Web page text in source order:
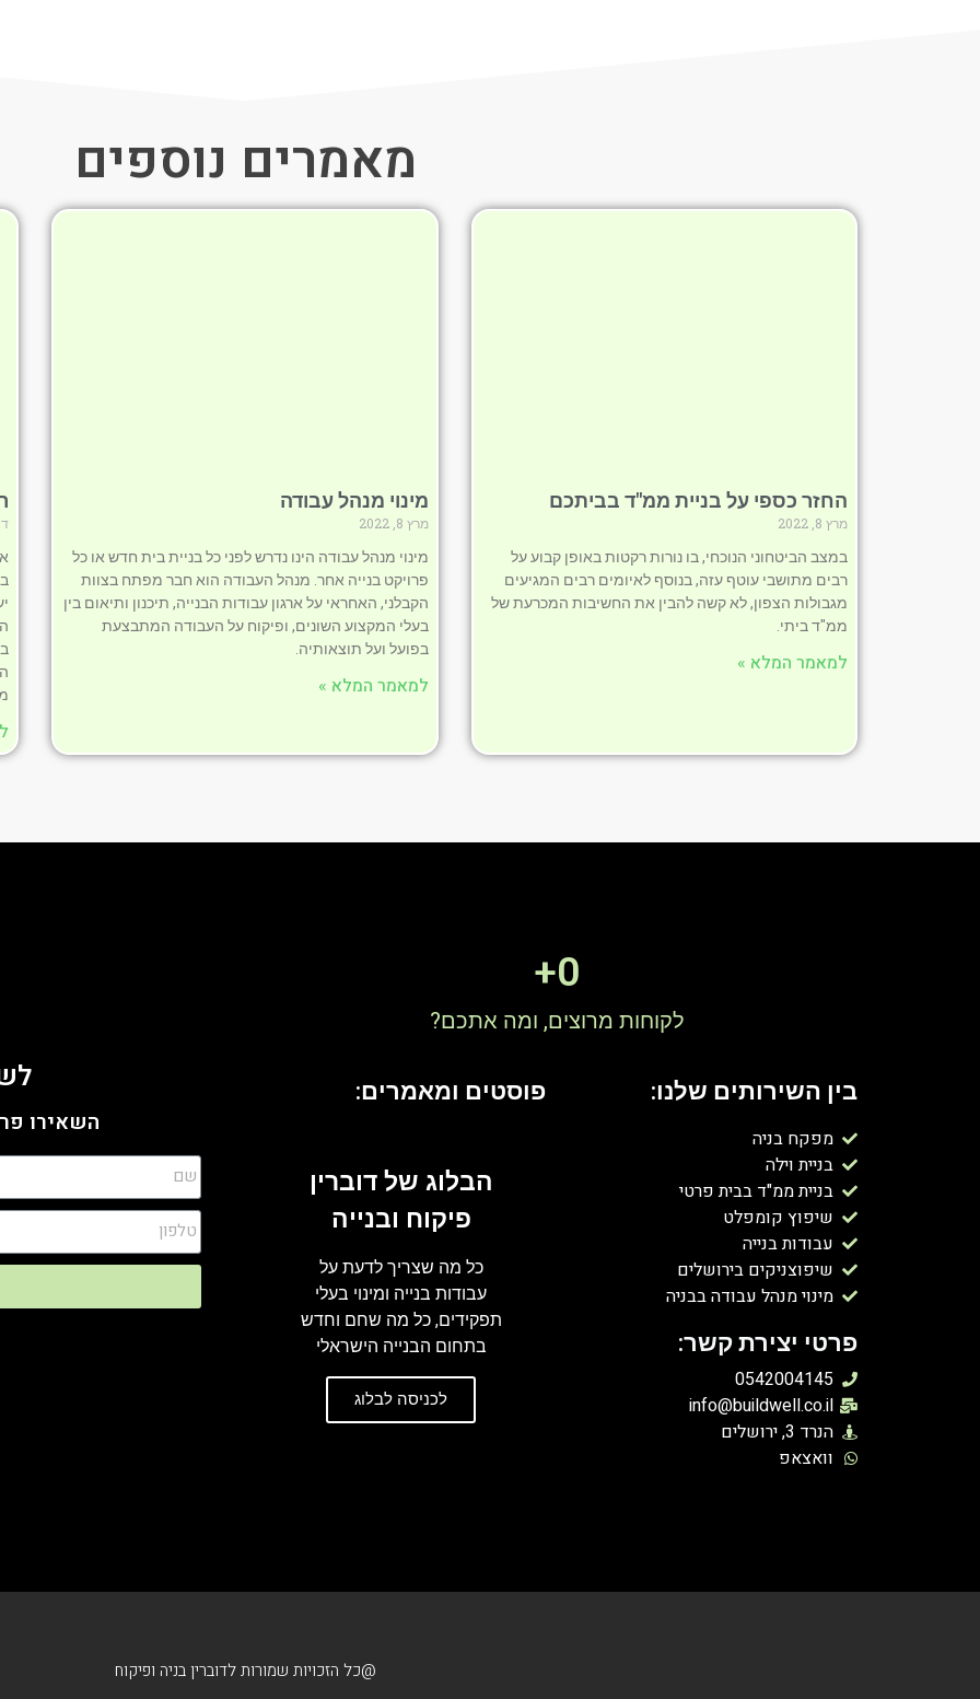
מאמרים נוספים
החזר כספי על בניית ממ"ד בביתכם
מרץ 8, 2022
במצב הביטחוני הנוכחי, בו נורות רקטות באופן קבוע על
רבים מתושבי עוטף עזה, בנוסף לאיומים רבים המגיעים
מגבולות הצפון, לא קשה להבין את החשיבות המכרעת של
ממ"ד ביתי.
למאמר המלא »
מינוי מנהל עבודה
מרץ 8, 2022
מינוי מנהל עבודה הינו נדרש לפני כל בניית בית חדש או כל
פרויקט בנייה אחר. מנהל העבודה הוא חבר מפתח בצוות
הקבלני, האחראי על ארגון עבודות הבנייה, תיכנון ותיאום בין
בעלי המקצוע השונים, ופיקוח על העבודה המתבצעת
בפועל ועל תוצאותיה.
למאמר המלא »
0
+
לקוחות מרוצים, ומה אתכם?
בין השירותים שלנו:
מפקח בניה
בניית וילה
בניית ממ"ד בבית פרטי
שיפוץ קומפלט
עבודות בנייה
שיפוצניקים בירושלים
מינוי מנהל עבודה בבניה
פרטי יצירת קשר:
0542004145
info@buildwell.co.il
הנרד 3, ירושלים
וואצאפ
פוסטים ומאמרים:
הבלוג של דוברין
פיקוח ובנייה
כל מה שצריך לדעת על
עבודות בנייה ומינוי בעלי
תפקידים, כל מה שחם וחדש
בתחום הבנייה הישראלי
לכניסה לבלוג
השאירו
@כל הזכויות שמורות לדוברין בניה ופיקוח